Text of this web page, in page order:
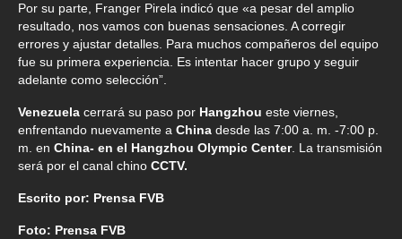
Por su parte, Franger Pirela indicó que «a pesar del amplio
resultado, nos vamos con buenas sensaciones. A corregir
errores y ajustar detalles. Para muchos compañeros del equipo
fue su primera experiencia. Es intentar hacer grupo y seguir
adelante como selección”.
Venezuela cerrará su paso por Hangzhou este viernes,
enfrentando nuevamente a China desde las 7:00 a. m. -7:00 p.
m. en China- en el Hangzhou Olympic Center. La transmisión
será por el canal chino CCTV.
Escrito por: Prensa FVB
Foto: Prensa FVB